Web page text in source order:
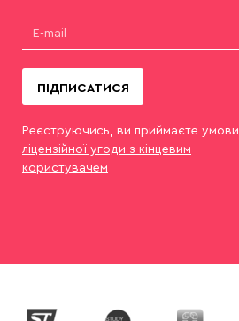
ПІДПИСАТИСЯ
Реєструючись, ви приймаєте умови
ліцензійної угоди з кінцевим
користувачем